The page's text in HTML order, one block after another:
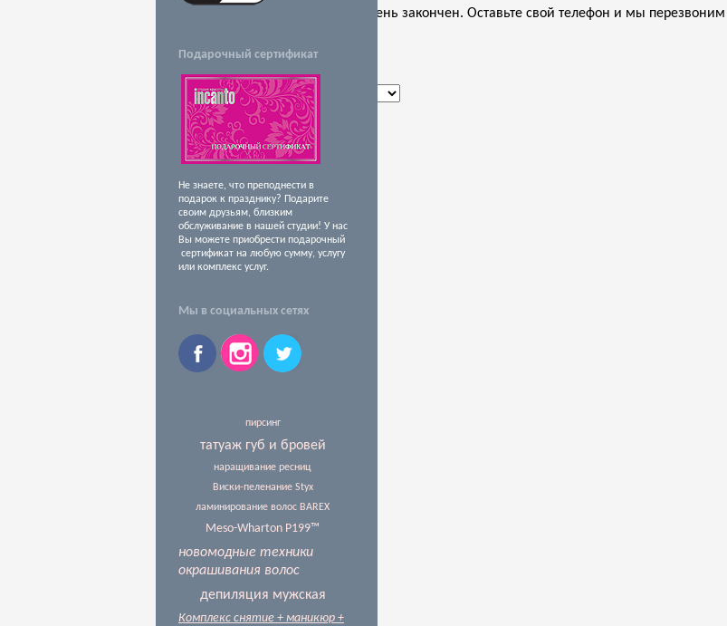
Подарочный сертификат
Не знаете, что преподнести в
подарок к празднику? Подарите
своим друзьям, близким
обслуживание в нашей студии! У нас
Вы можете приобрести подарочный
сертификат на любую сумму, услугу
или комплекс услуг.
Мы в социальных сетях
пирсинг
татуаж губ и бровей
наращивание ресниц
Виски-пеленание Styx
ламинирование волос BAREX
Meso-Wharton P199™
новомодные техники
окрашивания волос
депиляция мужская
Комплекс снятие + маникюр +
В настоящее время наш рабочий день закончен. Оставьте свой телефон и мы
Время звонка
Отправить